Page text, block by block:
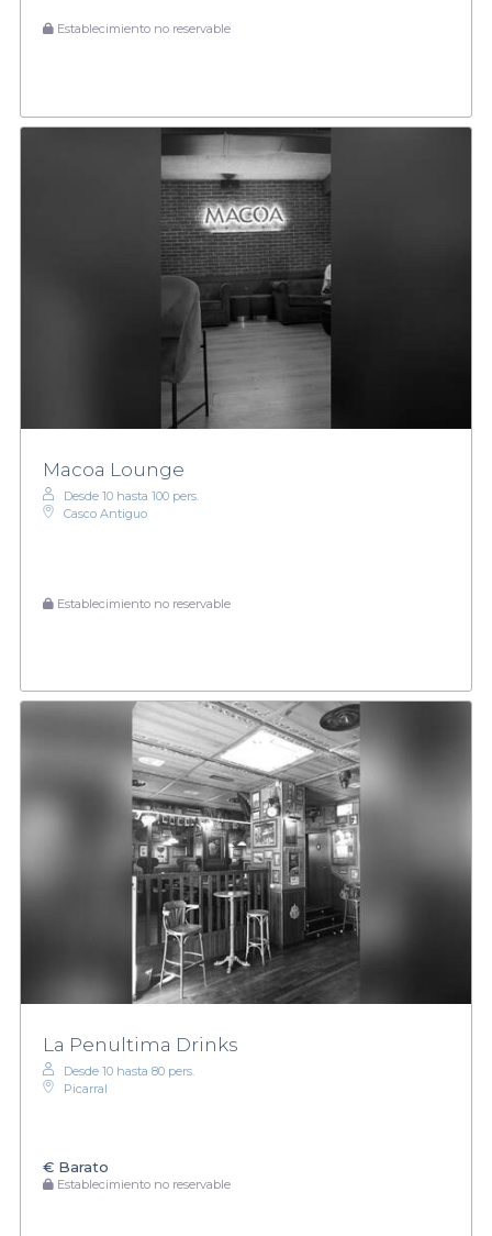
Establecimiento no reservable
Macoa Lounge
Desde 10 hasta 100 pers.
Casco Antiguo
Establecimiento no reservable
La Penultima Drinks
Desde 10 hasta 80 pers.
Picarral
€ Barato
Establecimiento no reservable